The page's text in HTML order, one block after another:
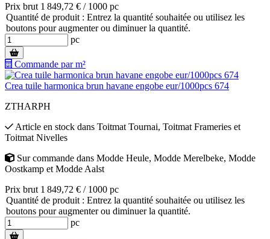
Prix brut 1 849,72 € / 1000 pc
Quantité de produit : Entrez la quantité souhaitée ou utilisez les
boutons pour augmenter ou diminuer la quantité.
pc
Commande par m²
Crea tuile harmonica brun havane engobe eur/1000pcs 674
ZTHARPH
Article en stock dans Toitmat Tournai, Toitmat Frameries et
Toitmat Nivelles
Sur commande dans Modde Heule, Modde Merelbeke, Modde
Oostkamp et Modde Aalst
Prix brut 1 849,72 € / 1000 pc
Quantité de produit : Entrez la quantité souhaitée ou utilisez les
boutons pour augmenter ou diminuer la quantité.
pc